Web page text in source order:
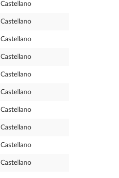
Castellano
Castellano
Castellano
Castellano
Castellano
Castellano
Castellano
Castellano
Castellano
Castellano